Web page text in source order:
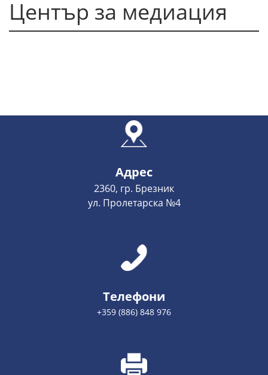
Център за медиация
Адрес
2360, гр. Брезник
ул. Пролетарска №4
Телефони
+359 (886) 848 976